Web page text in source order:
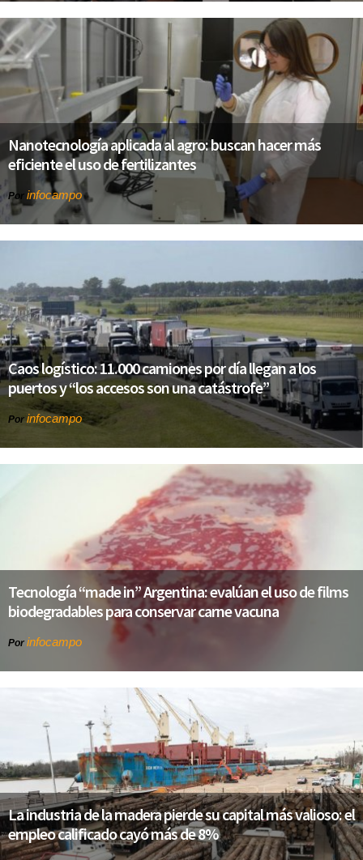
Nanotecnología aplicada al agro: buscan hacer más
eficiente el uso de fertilizantes
Por infocampo
Caos logístico: 11.000 camiones por día llegan a los
puertos y “los accesos son una catástrofe”
Por infocampo
Tecnología “made in” Argentina: evalúan el uso de films
biodegradables para conservar carne vacuna
Por infocampo
La industria de la madera pierde su capital más valioso: el
empleo calificado cayó más de 8%